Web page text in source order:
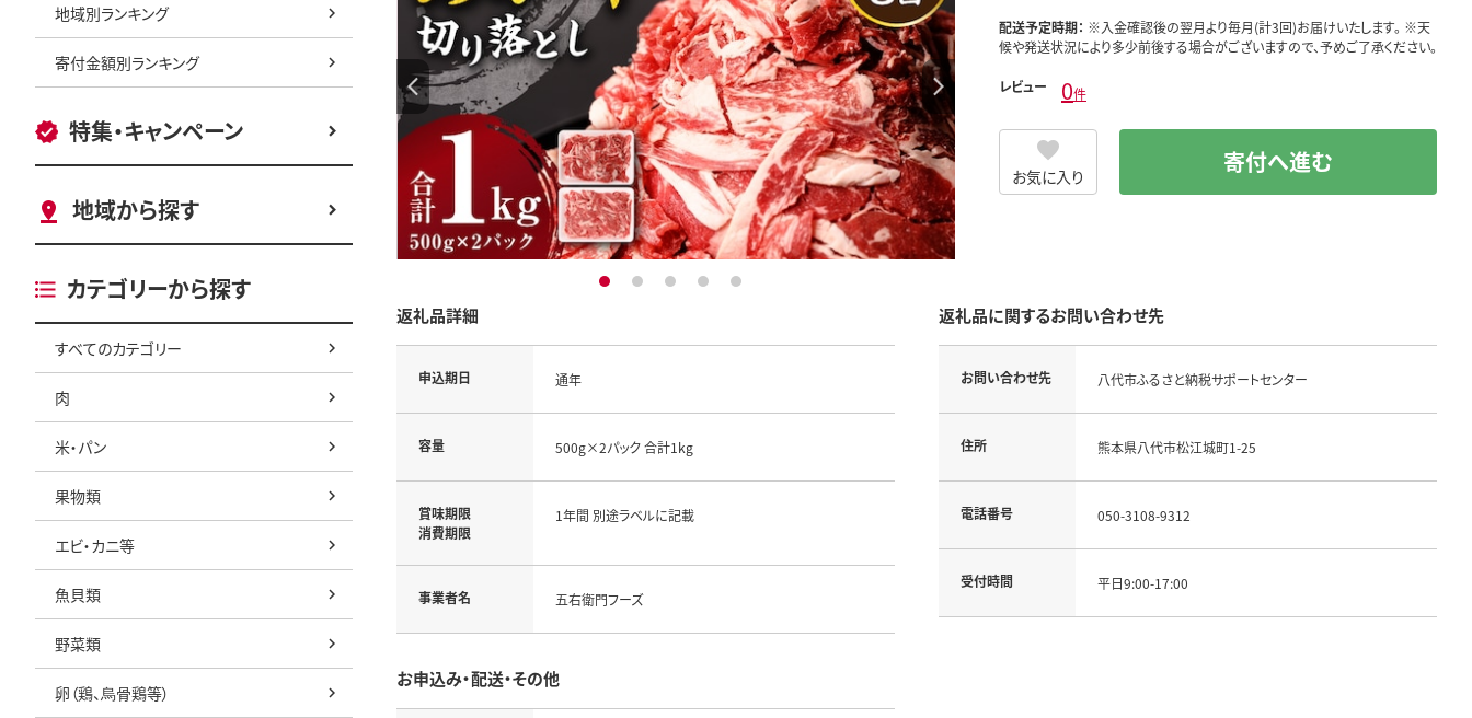
地域別ランキング
寄付金額別ランキング
特集・キャンペーン
地域から探す
カテゴリーから探す
すべてのカテゴリー
肉
米・パン
果物類
エビ・カニ等
魚貝類
野菜類
卵（鶏、烏骨鶏等）
1 2 3 4 5
配送予定時期： ※入金確認後の翌月より毎月(計3回)お届けいたします。 ※天
候や発送状況により多少前後する場合がございますので、予めご了承ください。
レビュー 0件
お気に入り 寄付へ進む
返礼品詳細
申込期日 通年
容量 500g×2パック 合計1kg
賞味期限
消費期限
1年間 別途ラベルに記載
事業者名 五右衛門フーズ
お申込み・配送・その他
返礼品に関するお問い合わせ先
お問い合わせ先 八代市ふるさと納税サポートセンター
住所 熊本県八代市松江城町1-25
電話番号 050-3108-9312
受付時間 平日9:00-17:00